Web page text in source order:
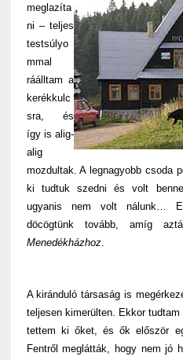
meglazíta
ni – teljes
testsúlyo
mmal
ráálltam a
kerékkulc
sra, és
így is alig-
alig
mozdultak. A legnagyobb csoda
ki tudtuk szedni és volt
ugyanis nem volt nálunk…
döcögtünk tovább, amíg
Menedékházhoz.
A kiránduló társaság is
teljesen kimerülten. Ekkor
tettem ki őket, és ők először
Fentről meglátták, hogy nem jó